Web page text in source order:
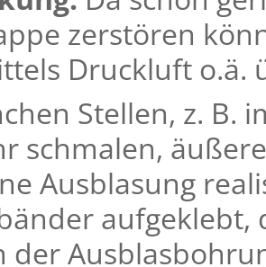
zerstören
Druckluft
Stellen, z. B.
schmalen,
Ausblasung
der